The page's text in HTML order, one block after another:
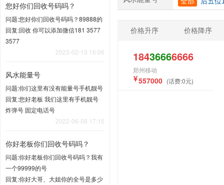
您好你们回收号码吗？
问题:您好你们回收号码吗？89888的
回复:回收 你可以添加微信181 3577
3577
2023-02-13 16:06
风水能量号
问题:你们这里有没有能量号手机靓号
回复:您好老板 我们这里有手机靓号
炸弹号 固定电话号
2022-06-08 17:15
你好老板你们回收号码吗？
问题:你好老板你们回收号码吗？我有
一个99999的号
回复:你好大哥、大姐你的全号是多少
价格升序 价格降序
18436666666
郑州移动
557000 (话费:0元)